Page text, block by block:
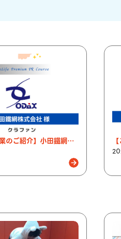
【ご支援企業のご紹介】小田鐵網株式会社様